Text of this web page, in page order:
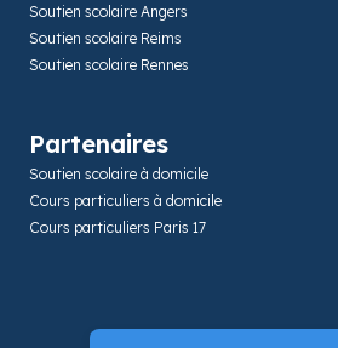
Soutien scolaire Angers
Soutien scolaire Reims
Soutien scolaire Rennes
Partenaires
Soutien scolaire à domicile
Cours particuliers à domicile
Cours particuliers Paris 17